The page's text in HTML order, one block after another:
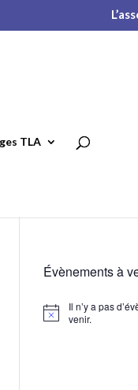
TLA
Évènements à
Notice
Il n’y a pas
venir.